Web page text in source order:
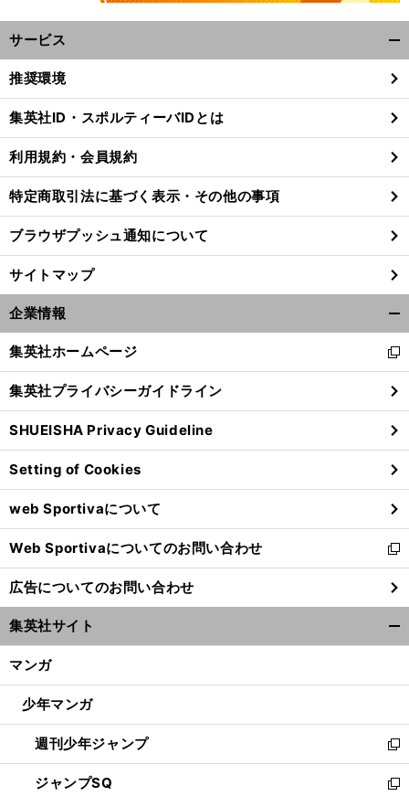
。
機
サービス
閉
る
推奨環境
集英社ID・スポルティーバIDとは
利用規約・会員規約
特定商取引法に基づく表示・その他の事項
ブラウザプッシュ通知について
サイトマップ
企業情報
閉
る
集英社ホームページ
新
し
い
ウ
ィ
ン
ド
ウ
で
開
く
集英社プライバシーガイドライン
SHUEISHA Privacy Guideline
Setting of Cookies
web Sportivaについて
Web Sportivaについてのお問い合わせ
新
し
い
ウ
ィ
ン
ウ
開
く
広告についてのお問い合わせ
集英社サイト
マンガ
少年マンガ
週刊少年ジャンプ
新
し
い
ジャンプSQ
新